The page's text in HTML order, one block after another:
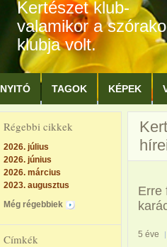
Kertészet klub-
valamikor a
klubja volt.
NYITÓ TAGOK KÉPEK
Régebbi cikkek
2026. július
2026. június
2026. március
2023. augusztus
Még régebbiek
Címkék
Erre
5 éve